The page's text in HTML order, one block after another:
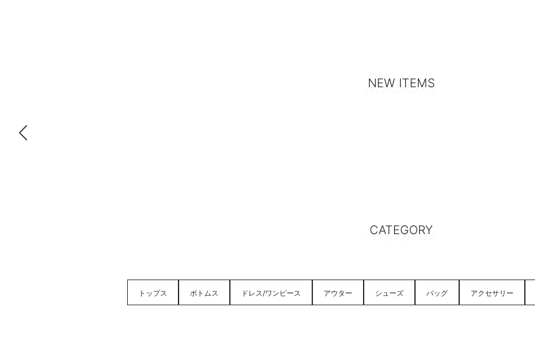
NEW ITEMS
CATEGORY
トップス ボトムス ドレス/ワンピース アウター シューズ バッグ アクセサリー